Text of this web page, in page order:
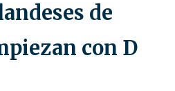
de
con D